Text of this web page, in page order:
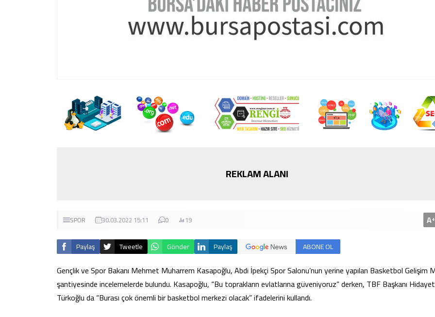
REKLAM ALANI
SPOR 30.03.2022 15:11 0 19 A+
Paylaş Tweetle Gönder Paylaş ABONE OL
Gençlik ve Spor Bakanı Mehmet Muharrem Kasapoğlu, Abdi İpekçi Spor Salonu’nun yerine yapılan Basketbol Gelişim
şantiyesinde incelemelerde bulundu. Kasapoğlu, “Bu toprakların evlatlarına güveniyoruz” derken, TBF Başkanı Hidayet
Türkoğlu da “Burası çok önemli bir basketbol merkezi olacak” ifadelerini kullandı.